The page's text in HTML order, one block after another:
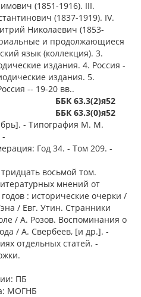
(1851-1916). III.
(1837-1919). IV.
Николаевич (1853-
и продолжающиеся
язык (коллекция). 3.
издания. 4. Россия -
издания. 5.
-- 19-20 вв..
ББК 63.3(2)я52
ББК 63.3(0)я52
- Типография М. М.
-
Год 34. - Том 209. -
восьмой том.
мнений от
: исторические очерки /
/ Евг. Утин. Странники
/ А. Розов. Воспоминания о
/ А. Свербеев, [и др.]. -
отдельных статей. -
ПБ
МОГНБ